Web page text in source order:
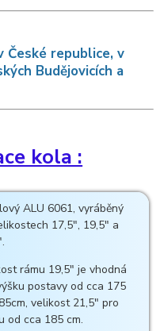
České republice, v
Budějovicích a
kola :
ALU 6061, vyráběný
17,5", 19,5" a
rámu 19,5" je vhodná
postavy od cca 175
velikost 21,5" pro
od cca 185 cm.